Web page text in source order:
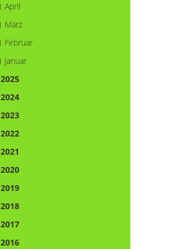
April
März
Februar
Januar
2025
2024
2023
2022
2021
2020
2019
2018
2017
2016